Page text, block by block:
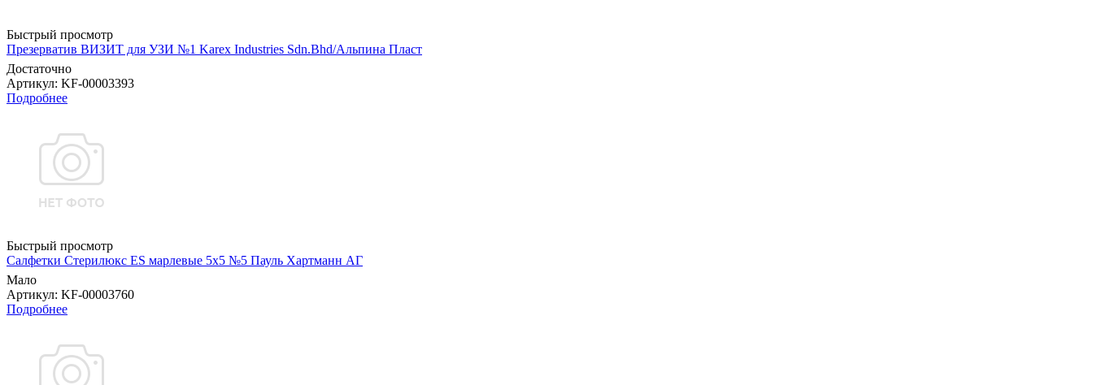
Быстрый просмотр
Презерватив ВИЗИТ для УЗИ №1 Karex Industries Sdn.Bhd/Альпина Пласт
Достаточно
Артикул: KF-00003393
Подробнее
Быстрый просмотр
Салфетки Стерилюкс ES марлевые 5х5 №5 Пауль Хартманн AГ
Мало
Артикул: KF-00003760
Подробнее